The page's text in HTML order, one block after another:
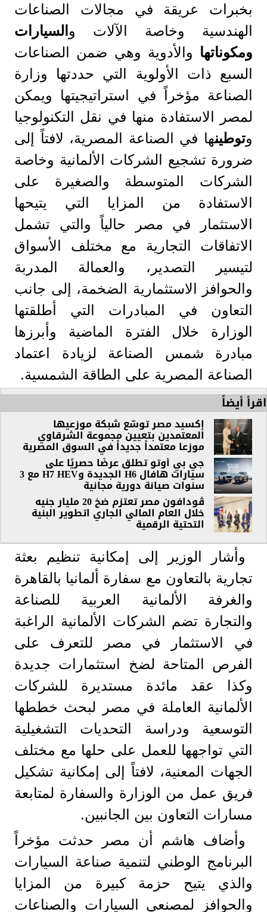
بخبرات عريقة في مجالات الصناعات
الهندسية وخاصة الآلات و السيارات
ومكوناتها والأدوية وهي ضمن الصناعات
السبع ذات الأولوية التي حددتها وزارة
الصناعة مؤخراً في استراتيجيتها ويمكن
لمصر الاستفادة منها في نقل التكنولوجيا
وتوطينها في الصناعة المصرية، لافتاً إلى
ضرورة تشجيع الشركات الألمانية وخاصة
الشركات المتوسطة والصغيرة على
الاستفادة من المزايا التي يتيحها
الاستثمار في مصر حالياً والتي تشمل
الاتفاقات التجارية مع مختلف الأسواق
لتيسير التصدير، والعمالة المدربة
والحوافز الاستثمارية الضخمة، إلى جانب
التعاون في المبادرات التي أطلقتها
الوزارة خلال الفترة الماضية وأبرزها
مبادرة شمس الصناعة لزيادة اعتماد
الصناعة المصرية على الطاقة الشمسية.
اقرأ أيضاً
إكسيد مصر توسّع شبكة موزعيها
المعتمدين بتعيين مجموعة الشرقاوي
موزعا معتمداً جديداً في السوق المصرية
جي بي أوتو تطلق عرضًا حصريًا على
سيارات هافال H6 الجديدة وH7 HEV مع 3
سنوات صيانة دورية مجانية
ڤودافون مصر تعتزم ضخ 20 مليار جنيه
خلال العام المالي الجاري اتطوير البنية
التحتية الرقمية
وأشار الوزير إلى إمكانية تنظيم بعثة
تجارية بالتعاون مع سفارة ألمانيا بالقاهرة
والغرفة الألمانية العربية للصناعة
والتجارة تضم الشركات الألمانية الراغبة
في الاستثمار في مصر للتعرف على
الفرص المتاحة لضخ استثمارات جديدة
وكذا عقد مائدة مستديرة للشركات
الألمانية العاملة في مصر لبحث خططها
التوسعية ودراسة التحديات التشغيلية
التي تواجهها للعمل على حلها مع مختلف
الجهات المعنية، لافتاً إلى إمكانية تشكيل
فريق عمل من الوزارة والسفارة لمتابعة
مسارات التعاون بين الجانبين.
وأضاف هاشم أن مصر حدثت مؤخراً
البرنامج الوطني لتنمية صناعة السيارات
والذي يتيح حزمة كبيرة من المزايا
والحوافز لمصنعي السيارات والصناعات